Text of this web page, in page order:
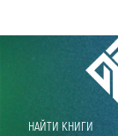
НАЙТИ КНИГИ